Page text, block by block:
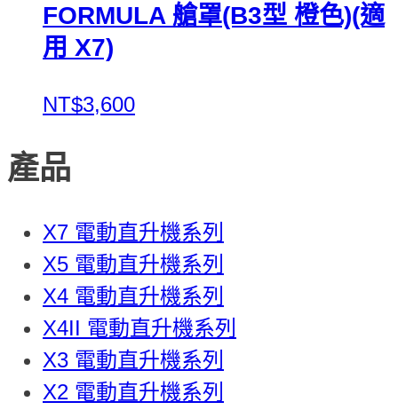
FORMULA 艙罩(B3型 橙色)(適
用 X7)
NT$3,600
產品
X7 電動直升機系列
X5 電動直升機系列
X4 電動直升機系列
X4II 電動直升機系列
X3 電動直升機系列
X2 電動直升機系列